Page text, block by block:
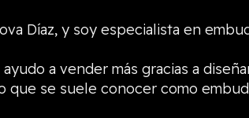
Díaz, y soy especialista en
a vender más gracias a
que se suele conocer como